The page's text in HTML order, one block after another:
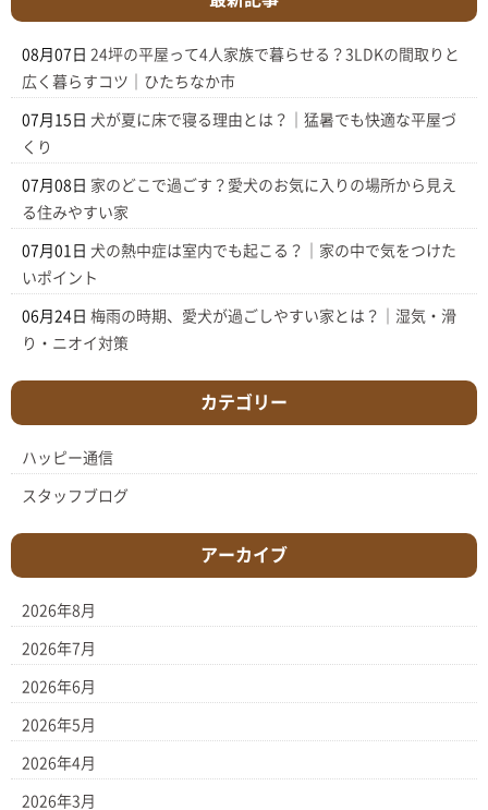
08月07日 24坪の平屋って4人家族で暮らせる？3LDKの間取りと
広く暮らすコツ｜ひたちなか市
07月15日 犬が夏に床で寝る理由とは？｜猛暑でも快適な平屋づ
くり
07月08日 家のどこで過ごす？愛犬のお気に入りの場所から見え
る住みやすい家
07月01日 犬の熱中症は室内でも起こる？｜家の中で気をつけた
いポイント
06月24日 梅雨の時期、愛犬が過ごしやすい家とは？｜湿気・滑
り・ニオイ対策
カテゴリー
ハッピー通信
スタッフブログ
アーカイブ
2026年8月
2026年7月
2026年6月
2026年5月
2026年4月
2026年3月